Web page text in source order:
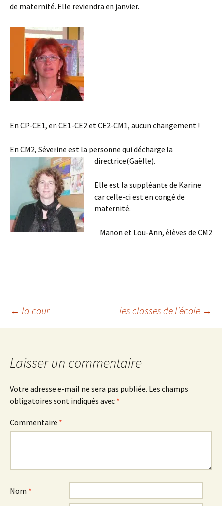
de maternité. Elle reviendra en janvier.
En CP-CE1, en CE1-CE2 et CE2-CM1, aucun changement !
En CM2, Séverine est la personne qui décharge la
directrice(Gaëlle).
Elle est la suppléante de Karine
car celle-ci est en congé de
maternité.
Manon et Lou-Ann, élèves de CM2
Navigation
articles
← la cour les classes de l’école →
Laisser un commentaire
Votre adresse e-mail ne sera pas publiée. Les champs
obligatoires sont indiqués avec *
Commentaire *
Nom *